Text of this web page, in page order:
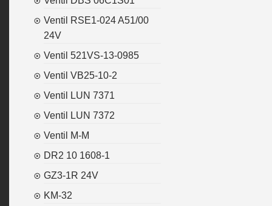
Ventil RSE1-024 A51/00
24V
Ventil 521VS-13-0985
Ventil VB25-10-2
Ventil LUN 7371
Ventil LUN 7372
Ventil M-M
DR2 10 1608-1
GZ3-1R 24V
KM-32